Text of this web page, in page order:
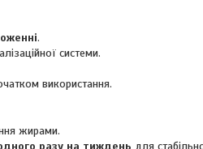
.
системи.
використання.
жирами.
разу на тиждень для